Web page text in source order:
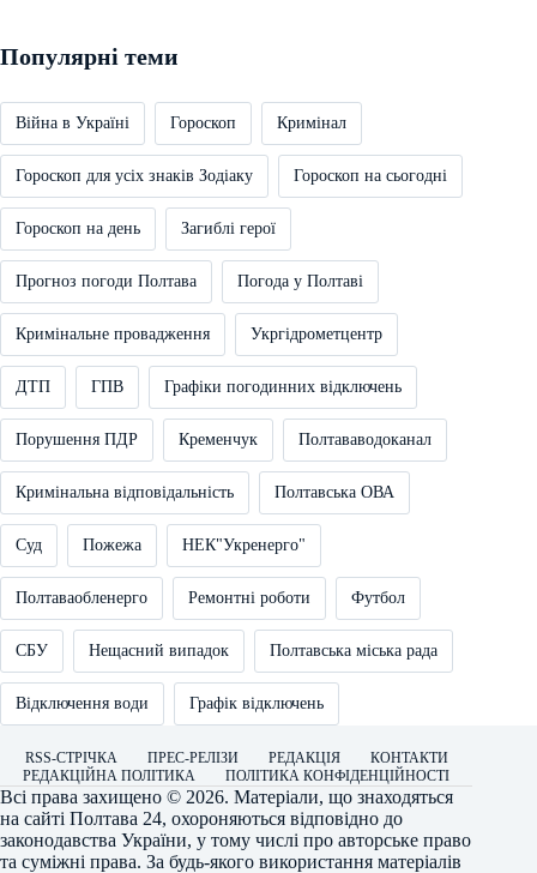
Популярні теми
Війна в Україні Гороскоп Кримінал
Гороскоп для усіх знаків Зодіаку Гороскоп на сьогодні
Гороскоп на день Загиблі герої
Прогноз погоди Полтава Погода у Полтаві
Кримінальне провадження Укргідрометцентр
ДТП ГПВ Графіки погодинних відключень
Порушення ПДР Кременчук Полтававодоканал
Кримінальна відповідальність Полтавська ОВА
Суд Пожежа НЕК"Укренерго"
Полтаваобленерго Ремонтні роботи Футбол
СБУ Нещасний випадок Полтавська міська рада
Відключення води Графік відключень
RSS-СТРІЧКА ПРЕС-РЕЛІЗИ РЕДАКЦІЯ
КОНТАКТИ
РЕДАКЦІЙНА ПОЛІТИКА
ПОЛІТИКА КОНФІДЕНЦІЙНОСТІ
Всі права захищено © 2026. Матеріали, що знаходяться
на сайті Полтава 24, охороняються відповідно до
законодавства України, у тому числі про авторське право
та суміжні права. За будь-якого використання матеріалів